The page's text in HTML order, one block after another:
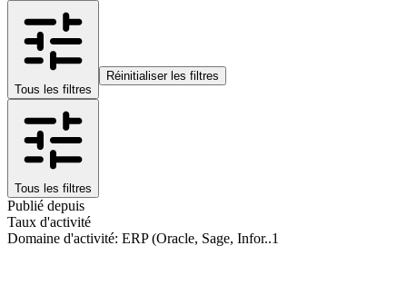
Tous les filtres
Réinitialiser les filtres
Tous les filtres
Publié depuis
Taux d'activité
Domaine d'activité: ERP (Oracle, Sage, Infor..1